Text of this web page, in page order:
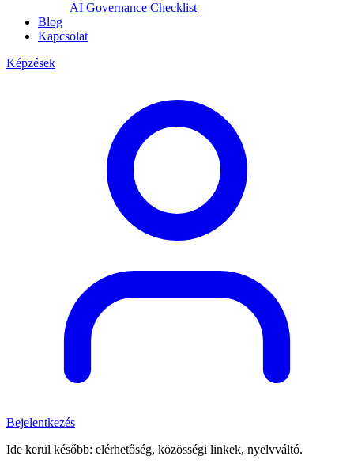
AI Governance Checklist
Blog
Kapcsolat
Képzések
Bejelentkezés
Ide kerül később: elérhetőség, közösségi linkek, nyelvváltó.